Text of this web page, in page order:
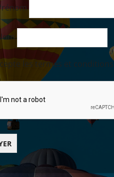
les termes et conditions